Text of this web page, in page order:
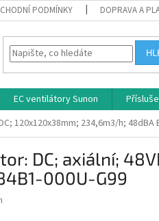
PODMÍNKY DOPRAVA A
EC ventilátory Sunon
120x120x38mm; 234,6m3/h; 48dBA
DC; axiální;
000U-G99